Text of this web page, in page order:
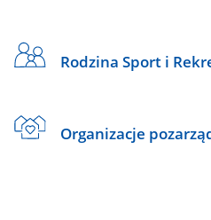
Rodzina Sport i
Organizacje